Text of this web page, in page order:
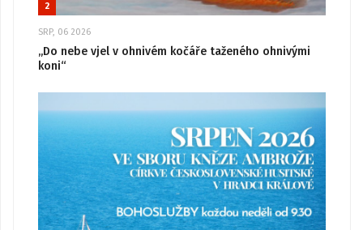
2
SRP, 06 2026
„Do nebe vjel v ohnivém kočáře taženého ohnivými
koni“